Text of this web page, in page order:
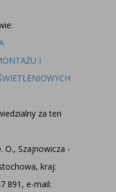
I
za ten
O., Szajnowicza -
kraj:
891, e-mail: